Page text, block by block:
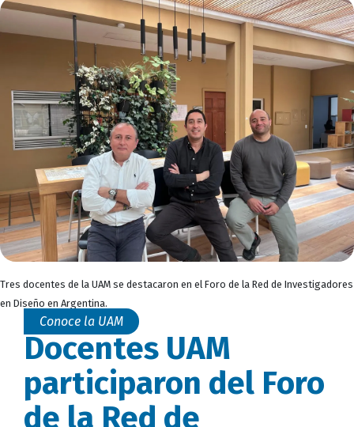
Tres docentes de la UAM se destacaron en el Foro de la Red de Investigadores
en Diseño en Argentina.
Conoce la UAM
Docentes UAM
participaron del Foro
de la Red de